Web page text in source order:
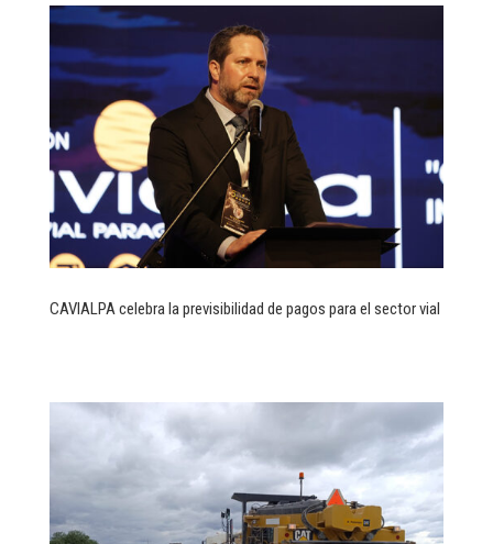
CAVIALPA celebra la previsibilidad de pagos para el sector vial